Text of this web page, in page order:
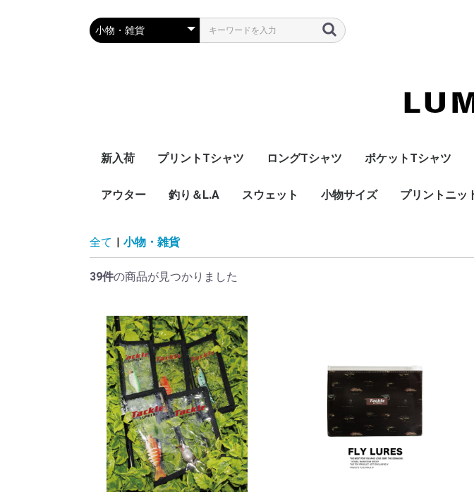
新入荷 プリントTシャツ
キッズサイズ
ショートスリーブ 釣りシリーズ
スニーカーシリーズ
ピーナッツシリーズ
ジャパンシリーズ
SNOOPY バンド
ロングスリーブ
ポロシャツ
ロングTシャツ ポケットTシャツ
【LUMBER】ポケッ
ショートスリーブ
ロングスリーブ
アウター 釣り＆L.A スウェット 小物サイズ プリントニッ
全て 小物・雑貨
39件の商品が見つかりました